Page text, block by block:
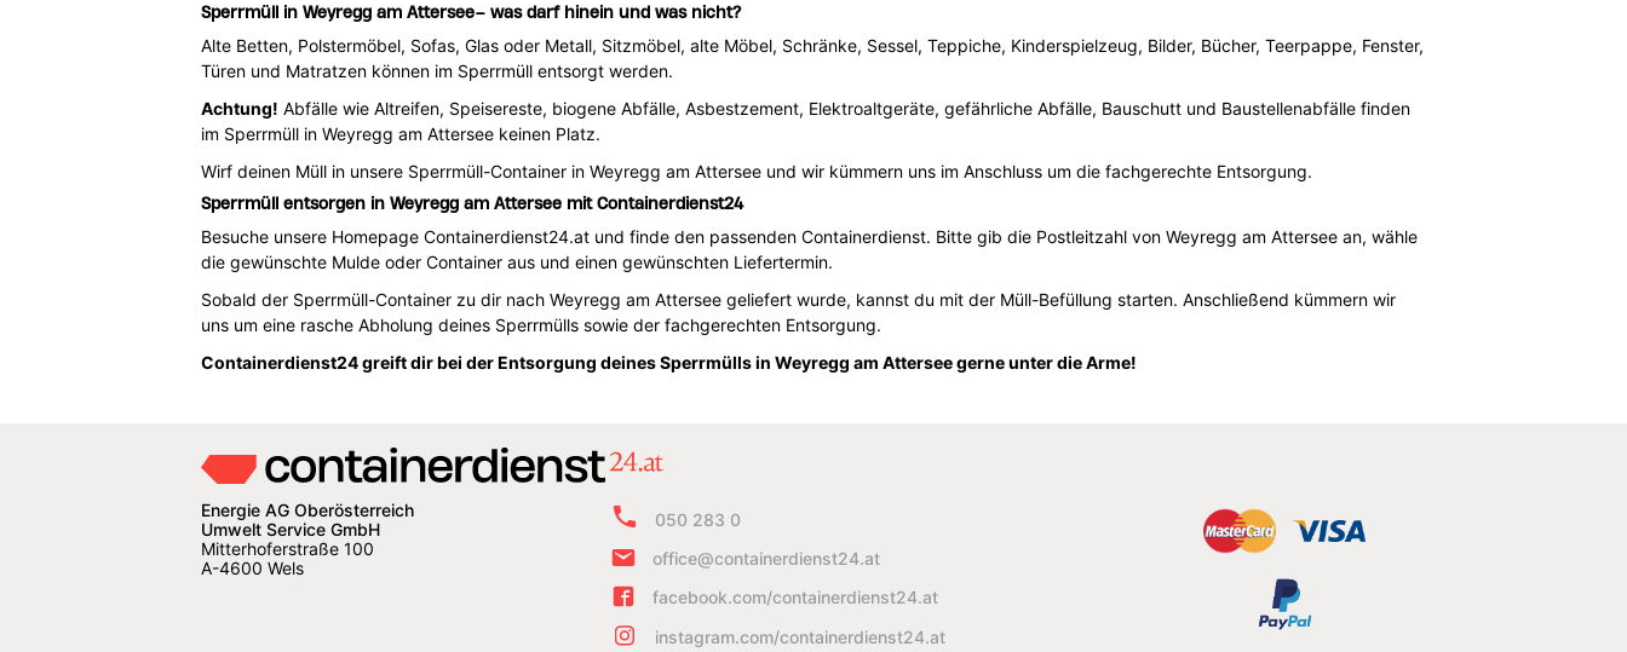
Sperrmüll in Weyregg am Attersee– was darf hinein und was nicht?
Alte Betten, Polstermöbel, Sofas, Glas oder Metall, Sitzmöbel, alte Möbel, Schränke, Sessel, Teppiche, Kinderspielzeug, Bilder, Bücher, Teerpappe, Fenster,
Türen und Matratzen können im Sperrmüll entsorgt werden.
Achtung! Abfälle wie Altreifen, Speisereste, biogene Abfälle, Asbestzement, Elektroaltgeräte, gefährliche Abfälle, Bauschutt und Baustellenabfälle finden
im Sperrmüll in Weyregg am Attersee keinen Platz.
Wirf deinen Müll in unsere Sperrmüll-Container in Weyregg am Attersee und wir kümmern uns im Anschluss um die fachgerechte Entsorgung.
Sperrmüll entsorgen in Weyregg am Attersee mit Containerdienst24
Besuche unsere Homepage Containerdienst24.at und finde den passenden Containerdienst. Bitte gib die Postleitzahl von Weyregg am Attersee an, wähle
die gewünschte Mulde oder Container aus und einen gewünschten Liefertermin.
Sobald der Sperrmüll-Container zu dir nach Weyregg am Attersee geliefert wurde, kannst du mit der Müll-Befüllung starten. Anschließend kümmern wir
uns um eine rasche Abholung deines Sperrmülls sowie der fachgerechten Entsorgung.
Containerdienst24 greift dir bei der Entsorgung deines Sperrmülls in Weyregg am Attersee gerne unter die Arme!
Energie AG Oberösterreich
Umwelt Service GmbH
Mitterhoferstraße 100
A-4600 Wels
050 283 0
office@containerdienst24.at
facebook.com/containerdienst24.at
instagram.com/containerdienst24.at